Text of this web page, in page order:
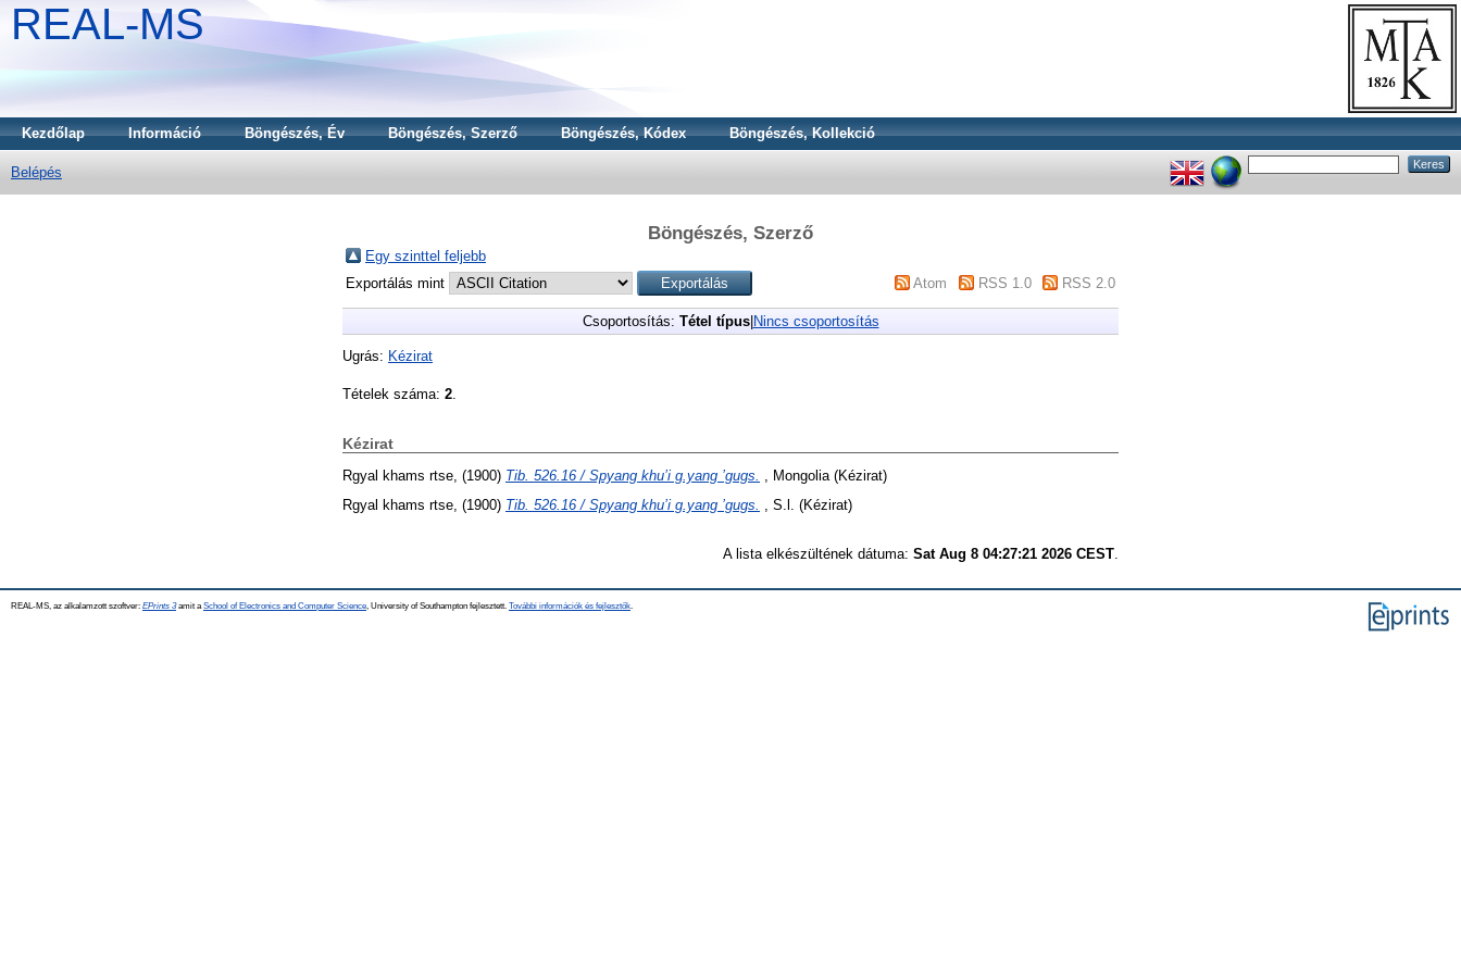
REAL-MS
Kezdőlap Információ Böngészés, Év Böngészés, Szerző Böngészés, Kódex Böngészés, Kollekció
Belépés
Böngészés, Szerző
Egy szinttel feljebb
Exportálás mint
Atom RSS 1.0 RSS 2.0
Csoportosítás: Tétel típus| Nincs csoportosítás
Ugrás: Kézirat
Tételek száma: 2
Kézirat
Rgyal khams rtse, (1900) Tib. 526.16 / Spyang khu’i g.yang ’gugs.
, Mongolia (Kézirat)
Rgyal khams rtse, (1900) Tib. 526.16 / Spyang khu’i g.yang ’gugs. , S.l. (Kézirat)
A lista elkészültének dátuma: Sat Aug 8 04:27:21 2026 CEST.
REAL-MS, az alkalamzott szoftver: EPrints 3amit a School of Electronics and Computer Science , University of Southampton fejlesztett. További információk és fejlesztők